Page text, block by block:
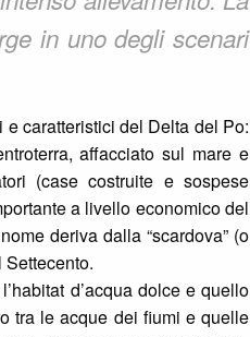
in uno degli scenari
caratteristici del Delta del Po:
affacciato sul mare e
(case costruite e sospese
a livello economico del
deriva dalla “scardova” (o
d’acqua dolce e quello
tra le acque dei fiumi e quelle